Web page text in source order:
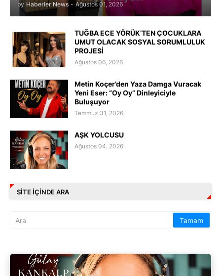
by Haberler News - Ağustos 01, 2026
TUĞBA ECE YÖRÜK’TEN ÇOCUKLARA
UMUT OLACAK SOSYAL SORUMLULUK
PROJESİ
Ağustos 06, 2026
Metin Koçer’den Yaza Damga Vuracak
Yeni Eser: “Oy Oy” Dinleyiciyle
Buluşuyor
Temmuz 31, 2026
AŞK YOLCUSU
Ağustos 04, 2026
SITE IÇINDE ARA